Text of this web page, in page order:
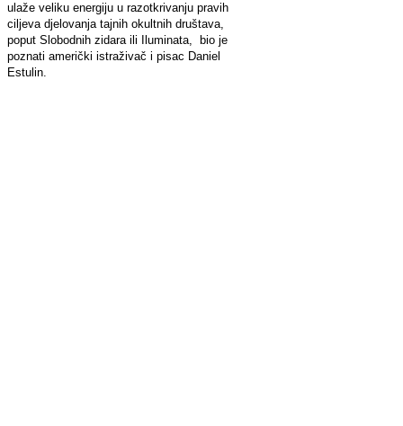
ulaže veliku energiju u razotkrivanju pravih
ciljeva djelovanja tajnih okultnih društava,
poput Slobodnih zidara ili Iluminata, bio je
poznati američki istraživač i pisac Daniel
Estulin.